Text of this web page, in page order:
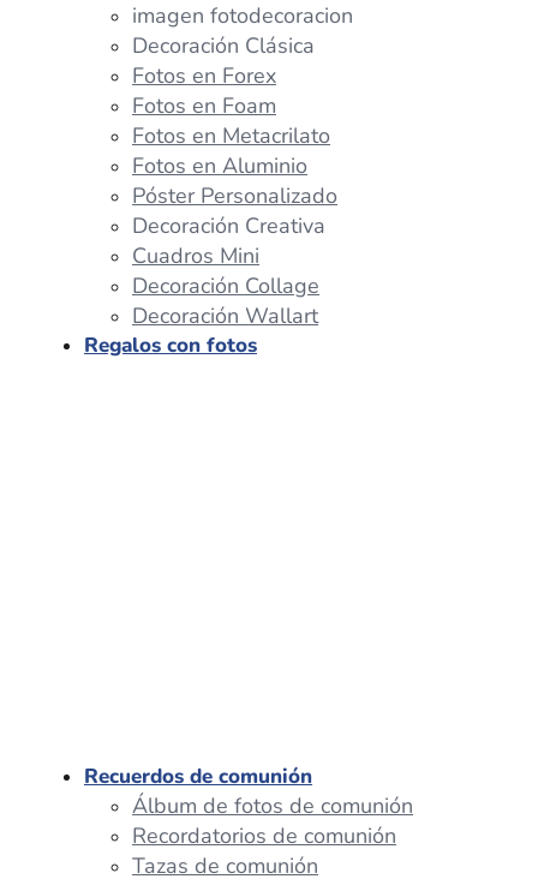
imagen fotodecoracion
Decoración Clásica
Fotos en Forex
Fotos en Foam
Fotos en Metacrilato
Fotos en Aluminio
Póster Personalizado
Decoración Creativa
Cuadros Mini
Decoración Collage
Decoración Wallart
Regalos con fotos
Recuerdos de comunión
Álbum de fotos de comunión
Recordatorios de comunión
Tazas de comunión